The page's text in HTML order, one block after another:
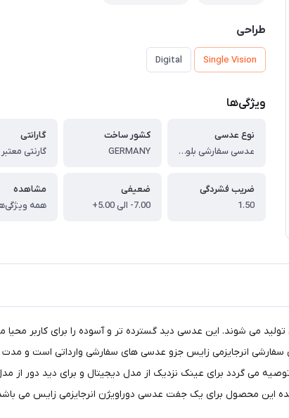
طراحی
Single Vision
Digital
ویژگی‌ها
نوع عدسی
عدسی سفارشی بلوکنترل انرجایزمی زایس 1.5 Ziess EnergizeME Duravision BlueProtect
کشور ساخت
GERMANY
گارانتی
ضریب فشردگی
1.50
ضعیفی
7.00- الی 5.00+
مشاهده
همه
می شوند. این عدسی دید گسترده تر و آسوده را برای کاربر محیا
می گردد برای عینک نزدیک از مدل دیجیتال و برای دید دور از